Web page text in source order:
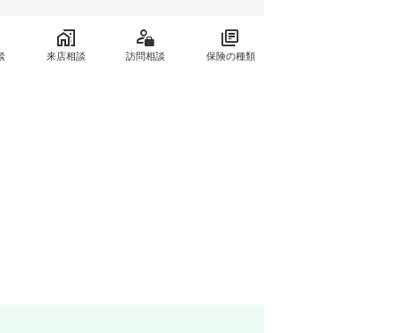
来店相談 訪問相談 保険の種類